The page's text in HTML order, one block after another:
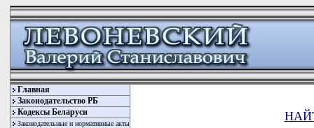
Главная
Законодательство РБ
Кодексы Беларуси
Законодательные и нормативные акты